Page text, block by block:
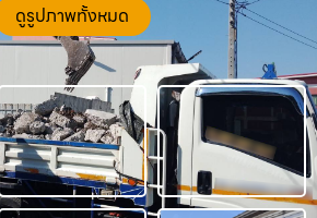
ดูรูปภาพทั้งหมด